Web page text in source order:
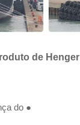
de Henger
do ●